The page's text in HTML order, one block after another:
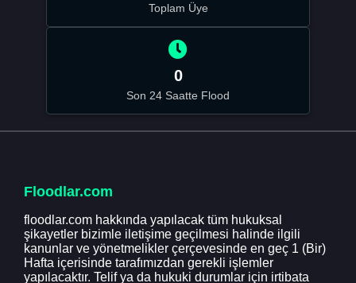
Toplam Üye
0
Son 24 Saatte Flood
Floodlar.com
floodlar.com hakkında yapılacak tüm hukuksal
şikayetler bizimle iletişime geçilmesi halinde ilgili
kanunlar ve yönetmelikler çerçevesinde en geç 1 (Bir)
Hafta içerisinde tarafımızdan gerekli işlemler
yapılacaktır. Telif ya da hukuki durumlar için irtibata